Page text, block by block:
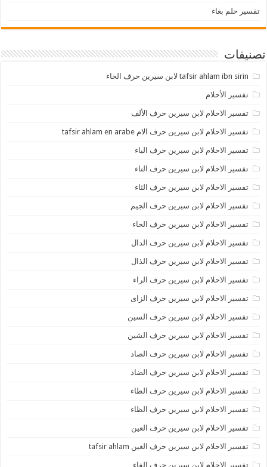
تفسير حلم بغاء
تصنيفات
tafsir ahlam ibn sirin لابن سيرين حرف الخاء
تفسير الأحلام
تفسير الاحلام لابن سيرين حرف الألف
تفسير الاحلام لابن سيرين حرف الام tafsir ahlam en arabe
تفسير الاحلام لابن سيرين حرف الباء
تفسير الاحلام لابن سيرين حرف التاء
تفسير الاحلام لابن سيرين حرف الثاء
تفسير الاحلام لابن سيرين حرف الجيم
تفسير الاحلام لابن سيرين حرف الحاء
تفسير الاحلام لابن سيرين حرف الدال
تفسير الاحلام لابن سيرين حرف الذال
تفسير الاحلام لابن سيرين حرف الراء
تفسير الاحلام لابن سيرين حرف الزاى
تفسير الاحلام لابن سيرين حرف السين
تفسير الاحلام لابن سيرين حرف الشين
تفسير الاحلام لابن سيرين حرف الصاد
تفسير الاحلام لابن سيرين حرف الضاد
تفسير الاحلام لابن سيرين حرف الطاء
تفسير الاحلام لابن سيرين حرف الظاء
تفسير الاحلام لابن سيرين حرف العين
تفسير الاحلام لابن سيرين حرف الغين tafsir ahlam
تفسير الاحلام لابن سيرين حرف الفاء